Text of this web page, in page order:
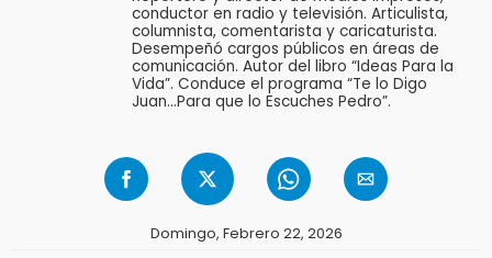
conductor en radio y televisión. Articulista,
columnista, comentarista y caricaturista.
Desempeñó cargos públicos en áreas de
comunicación. Autor del libro “Ideas Para la
Vida”. Conduce el programa “Te lo Digo
Juan…Para que lo Escuches Pedro”.
Domingo, Febrero 22, 2026